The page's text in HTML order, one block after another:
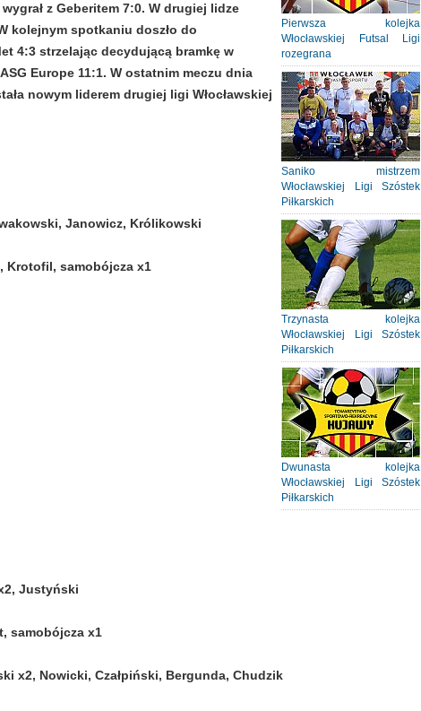
Pierwsza kolejka
Włocławskiej Futsal Ligi
rozegrana
Saniko mistrzem
Włocławskiej Ligi Szóstek
Piłkarskich
Trzynasta kolejka
Włocławskiej Ligi Szóstek
Piłkarskich
Dwunasta kolejka
Włocławskiej Ligi Szóstek
Piłkarskich
z Geberitem 7:0. W drugiej lidze
kolejnym spotkaniu doszło do
4:3 strzelając decydującą bramkę w
Europe 11:1. W ostatnim meczu dnia
nowym liderem drugiej ligi Włocławskiej
Janowicz, Królikowski
Krotofil, samobójcza x1
Justyński
samobójcza x1
x2, Nowicki, Czałpiński, Bergunda, Chudzik